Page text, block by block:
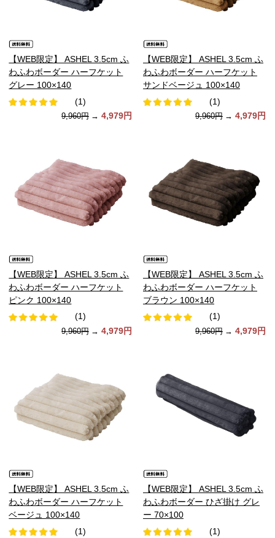
【WEB限定】 ASHEL 3.5cm ふ
わふわボーダー ハーフケット
グレー 100×140
(1)
9,960円 → 4,979円
【WEB限定】 ASHEL 3.5cm ふ
わふわボーダー ハーフケット
サンドベージュ 100×140
(1)
9,960円 → 4,979円
【WEB限定】 ASHEL 3.5cm ふ
わふわボーダー ハーフケット
ピンク 100×140
(1)
9,960円 → 4,979円
【WEB限定】 ASHEL 3.5cm ふ
わふわボーダー ハーフケット
ブラウン 100×140
(1)
9,960円 → 4,979円
【WEB限定】 ASHEL 3.5cm ふ
わふわボーダー ハーフケット
ベージュ 100×140
(1)
【WEB限定】 ASHEL 3.5cm ふ
わふわボーダー ひざ掛け グレ
ー 70×100
(1)